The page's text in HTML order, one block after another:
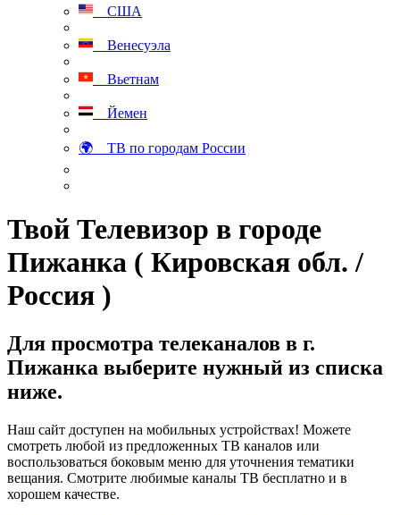
США
Венесуэла
Вьетнам
Йемен
🌍 ТВ по городам России
Твой Телевизор в городе
Пижанка ( Кировская обл. /
Россия )
Для просмотра телеканалов в г.
Пижанка выберите нужный из списка
ниже.
Наш сайт доступен на мобильных устройствах! Можете
смотреть любой из предложенных ТВ каналов или
воспользоваться боковым меню для уточнения тематики
вещания. Смотрите любимые каналы ТВ бесплатно и в
хорошем качестве.